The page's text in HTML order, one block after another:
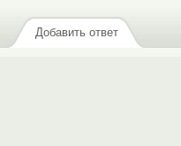
Добавить ответ